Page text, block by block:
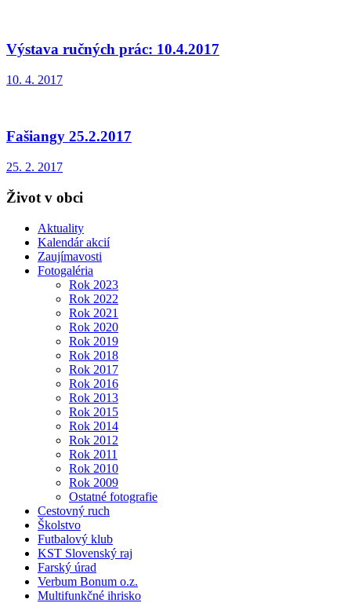
Výstava ručných prác: 10.4.2017
10. 4. 2017
Fašiangy 25.2.2017
25. 2. 2017
Život v obci
Aktuality
Kalendár akcií
Zaujímavosti
Fotogaléria
Rok 2023
Rok 2022
Rok 2021
Rok 2020
Rok 2019
Rok 2018
Rok 2017
Rok 2016
Rok 2013
Rok 2015
Rok 2014
Rok 2012
Rok 2011
Rok 2010
Rok 2009
Ostatné fotografie
Cestovný ruch
Školstvo
Futbalový klub
KST Slovenský raj
Farský úrad
Verbum Bonum o.z.
Multifunkčné ihrisko